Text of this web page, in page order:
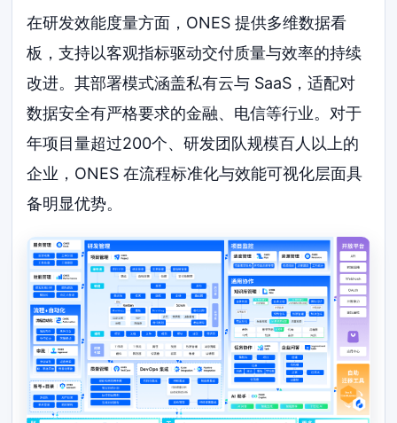
在研发效能度量方面，ONES 提供多维数据看
板，支持以客观指标驱动交付质量与效率的持续
改进。其部署模式涵盖私有云与 SaaS，适配对
数据安全有严格要求的金融、电信等行业。对于
年项目量超过200个、研发团队规模百人以上的
企业，ONES 在流程标准化与效能可视化层面具
备明显优势。